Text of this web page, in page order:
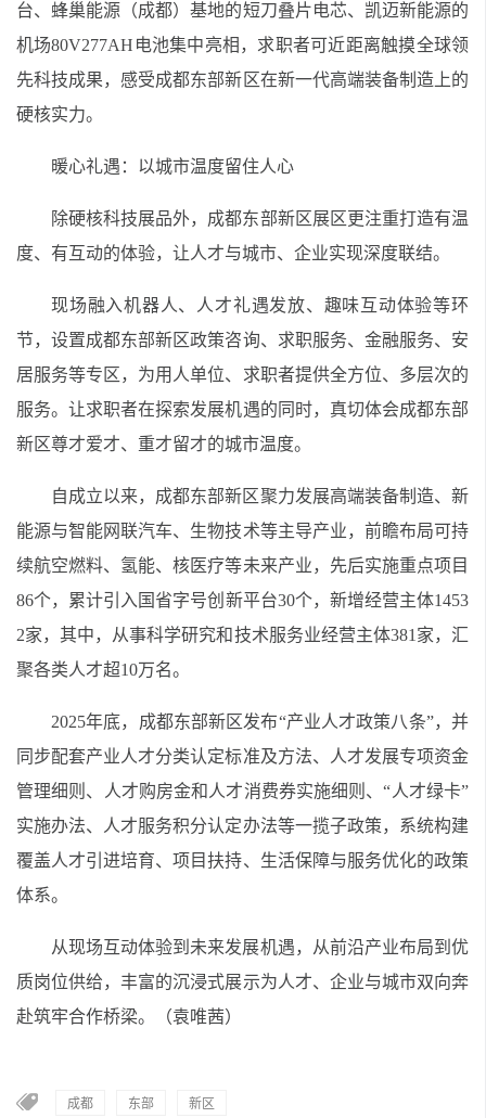
台、蜂巢能源（成都）基地的短刀叠片电芯、凯迈新能源的
机场80V277AH电池集中亮相，求职者可近距离触摸全球领
先科技成果，感受成都东部新区在新一代高端装备制造上的
硬核实力。
暖心礼遇：以城市温度留住人心
除硬核科技展品外，成都东部新区展区更注重打造有温
度、有互动的体验，让人才与城市、企业实现深度联结。
现场融入机器人、人才礼遇发放、趣味互动体验等环
节，设置成都东部新区政策咨询、求职服务、金融服务、安
居服务等专区，为用人单位、求职者提供全方位、多层次的
服务。让求职者在探索发展机遇的同时，真切体会成都东部
新区尊才爱才、重才留才的城市温度。
自成立以来，成都东部新区聚力发展高端装备制造、新
能源与智能网联汽车、生物技术等主导产业，前瞻布局可持
续航空燃料、氢能、核医疗等未来产业，先后实施重点项目
86个，累计引入国省字号创新平台30个，新增经营主体1453
2家，其中，从事科学研究和技术服务业经营主体381家，汇
聚各类人才超10万名。
2025年底，成都东部新区发布“产业人才政策八条”，并
同步配套产业人才分类认定标准及方法、人才发展专项资金
管理细则、人才购房金和人才消费券实施细则、“人才绿卡”
实施办法、人才服务积分认定办法等一揽子政策，系统构建
覆盖人才引进培育、项目扶持、生活保障与服务优化的政策
体系。
从现场互动体验到未来发展机遇，从前沿产业布局到优
质岗位供给，丰富的沉浸式展示为人才、企业与城市双向奔
赴筑牢合作桥梁。（袁唯茜）
成都 东部 新区